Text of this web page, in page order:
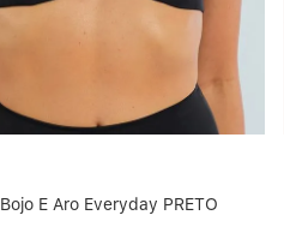
E Aro Everyday PRETO